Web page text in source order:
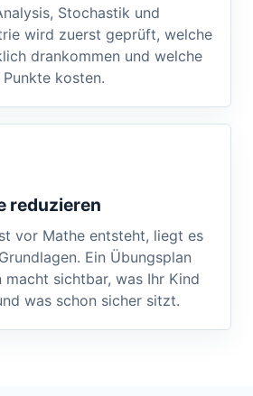
Stochastik und
wird zuerst geprüft, welche
drankommen und welche
kosten.
reduzieren
vor Mathe entsteht, liegt es
Ein Übungsplan
macht sichtbar, was Ihr Kind
was schon sicher sitzt.